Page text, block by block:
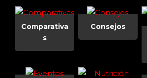
Comparativa
s
Consejos